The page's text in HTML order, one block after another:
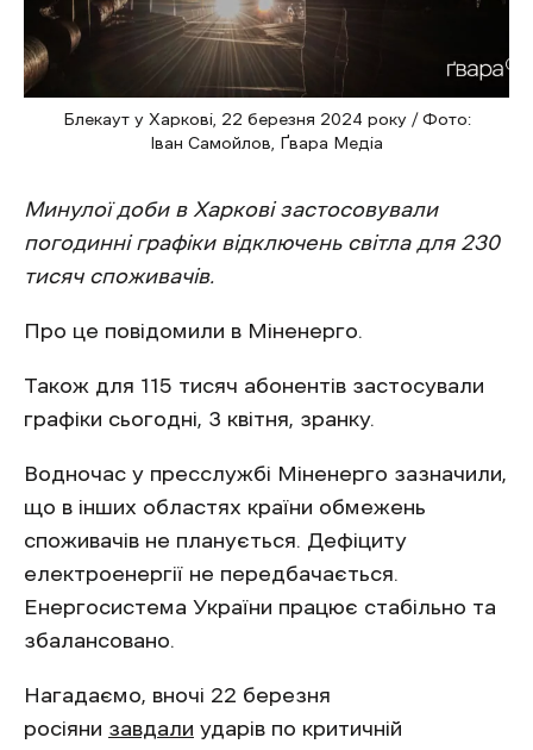
Блекаут у Харкові, 22 березня 2024 року / Фото:
Іван Самойлов, Ґвара Медіа
Минулої доби в Харкові застосовували
погодинні графіки відключень світла для 230
тисяч споживачів.
Про це повідомили в Міненерго.
Також для 115 тисяч абонентів застосували
графіки сьогодні, 3 квітня, зранку.
Водночас у пресслужбі Міненерго зазначили,
що в інших областях країни обмежень
споживачів не планується. Дефіциту
електроенергії не передбачається.
Енергосистема України працює стабільно та
збалансовано.
Нагадаємо, вночі 22 березня
росіяни завдали ударів по критичній